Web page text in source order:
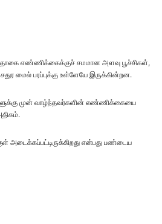
எண்ணிக்கைக்குச் சமமான அளவு பூச்சிகள்,
மைல் பரப்புக்கு உள்ளேயே இருக்கின்றன.
முன் வாழ்ந்தவர்களின் எண்ணிக்கையை
அடைக்கப்பட்டிருக்கிறது என்பது பண்டைய